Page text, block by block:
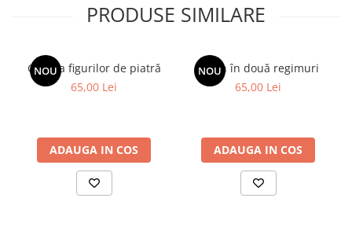
PRODUSE SIMILARE
NOU
Galeria figurilor de piatră
65,00 Lei
ADAUGA IN COS
NOU
Spion în două regimuri
65,00 Lei
ADAUGA IN COS